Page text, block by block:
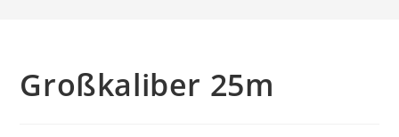
Großkaliber 25m